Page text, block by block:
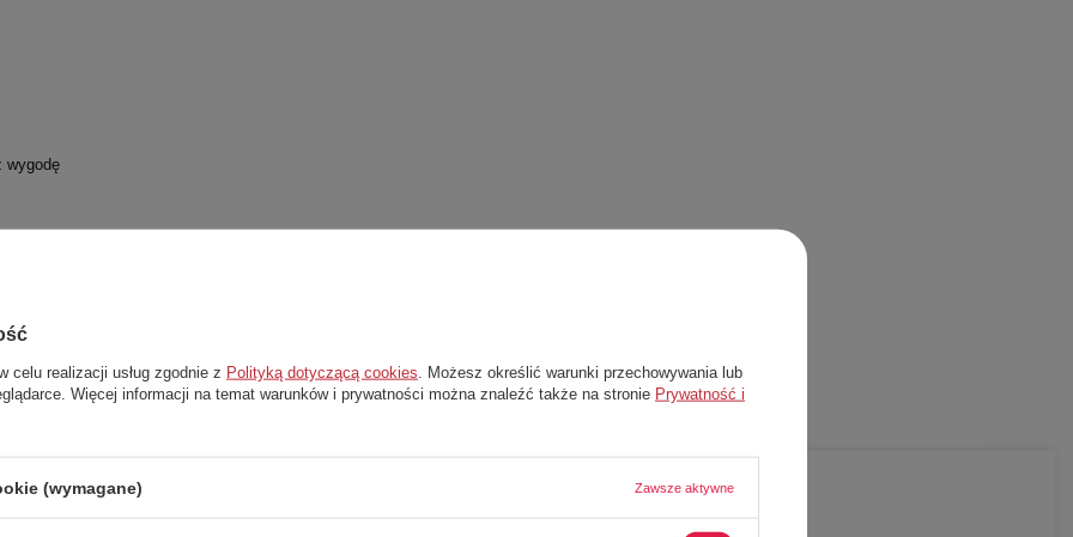
wygodę
Stwórz zestaw i dodaj do zamówienia
-48%
celu realizacji usług zgodnie z Polityką dotyczącą cookies . Możesz określić warunki przechowywania lub
Więcej informacji na temat warunków i prywatności można znaleźć także na stronie Prywatność i
(wymagane) Zawsze aktywne